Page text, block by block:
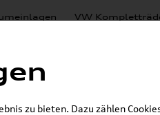
VW
zu bieten. Dazu zählen